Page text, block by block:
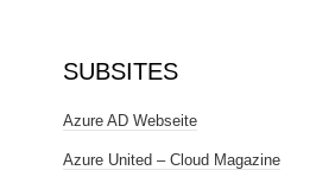
SUBSITES
Azure AD Webseite
Azure United – Cloud Magazine